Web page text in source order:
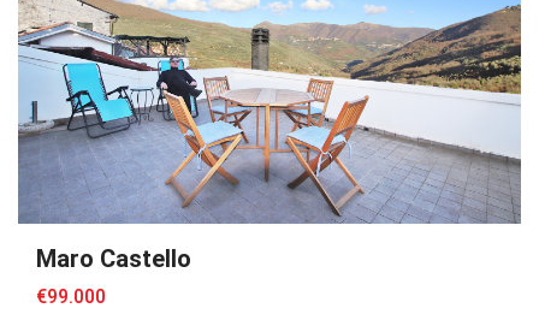
Maro Castello
€99.000